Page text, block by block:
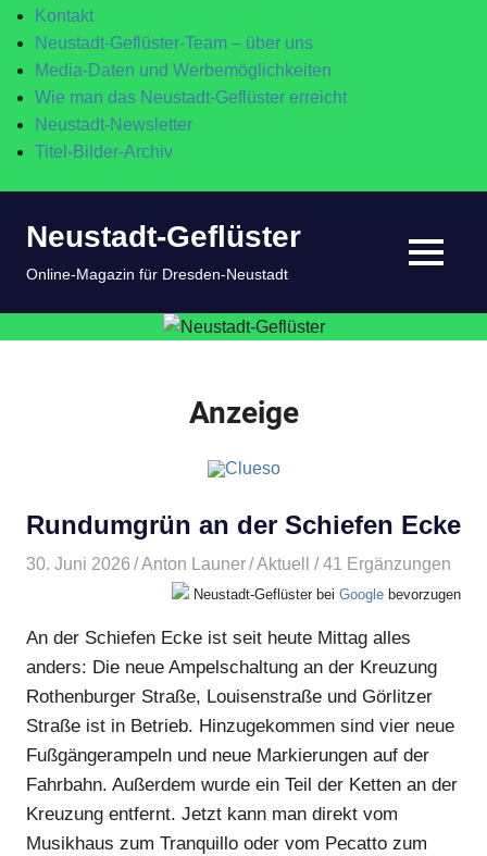
Kontakt
Neustadt-Geflüster-Team – über uns
Media-Daten und Werbemöglichkeiten
Wie man das Neustadt-Geflüster erreicht
Neustadt-Newsletter
Titel-Bilder-Archiv
InhaltNeustadt-Geflüster
Online-Magazin für Dresden-Neustadt MENÜ
Anzeige
Rundumgrün an der Schiefen Ecke
30. Juni 2026 Anton Launer Aktuell / 41 Ergänzungen
Neustadt-Geflüster bei Google bevorzugen
An der Schiefen Ecke ist seit heute Mittag alles
anders: Die neue Ampelschaltung an der Kreuzung
Rothenburger Straße, Louisenstraße und Görlitzer
Straße ist in Betrieb. Hinzugekommen sind vier neue
Fußgängerampeln und neue Markierungen auf der
Fahrbahn. Außerdem wurde ein Teil der Ketten an der
Kreuzung entfernt. Jetzt kann man direkt vom
Musikhaus zum Tranquillo oder vom Pecatto zum